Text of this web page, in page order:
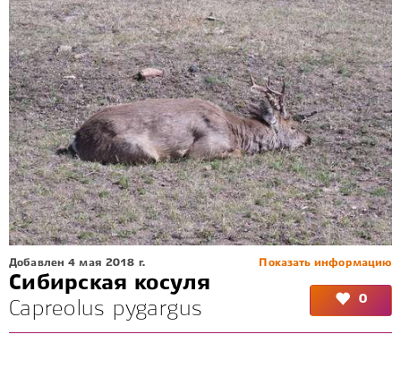
Показать информацию
Добавлен 4 мая 2018 г.
Сибирская косуля
Capreolus pygargus
0